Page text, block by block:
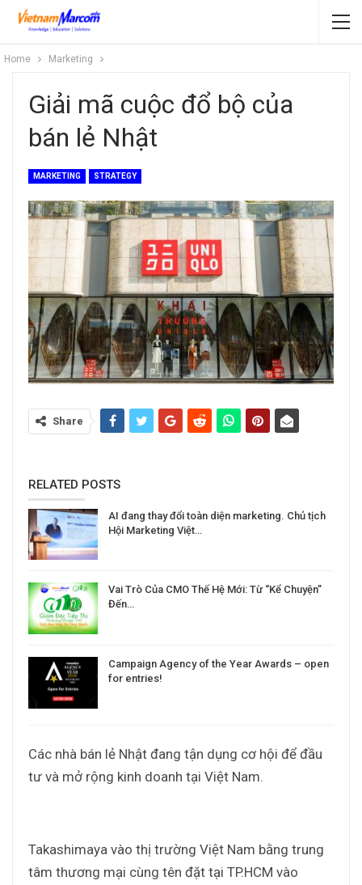
Home Marketing
Giải mã cuộc đổ bộ của
bán lẻ Nhật
MARKETING STRATEGY
Share
RELATED POSTS
AI đang thay đổi toàn diện marketing. Chủ tịch
Hội Marketing Việt…
Vai Trò Của CMO Thế Hệ Mới: Từ “Kể Chuyện”
Đến…
Campaign Agency of the Year Awards – open
for entries!
Các nhà bán lẻ Nhật đang tận dụng cơ hội để đầu
tư và mở rộng kinh doanh tại Việt Nam.
Takashimaya vào thị trường Việt Nam bằng trung
tâm thương mại cùng tên đặt tại TP.HCM vào